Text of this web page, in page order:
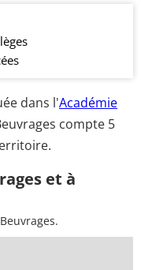
dans l'Académie
compte 5
et à